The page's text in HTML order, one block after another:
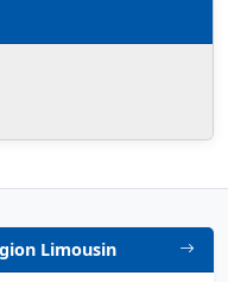
Limousin